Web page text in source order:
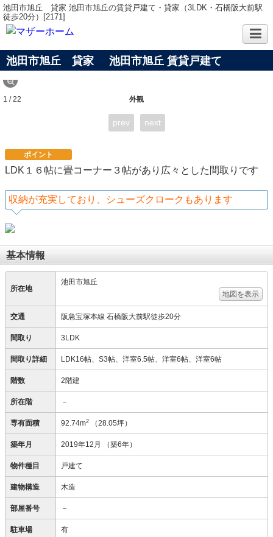
池田市旭丘 貸家 池田市旭丘の賃貸戸建て・貸家（3LDK・石橋阪大前駅
徒歩20分）[2171]
池田市旭丘 貸家 池田市旭丘 賃貸戸建て
外観
1 / 22
prev next
ポイント
LDK１６帖に畳コーナー３帖があり広々とした間取りです
収納が充実しており、シューズクロークもあります
基本情報
所在地
池田市旭丘
地図を表示
交通 阪急宝塚本線 石橋阪大前駅徒歩20分
間取り 3LDK
間取り詳細 LDK16帖、S3帖、洋室6.5帖、洋室6帖、洋室6帖
階数 2階建
所在階 －
専有面積 92.74m2 （28.05坪）
築年月 2019年12月 （築6年）
物件種目 戸建て
建物構造 木造
部屋番号 －
駐車場 有